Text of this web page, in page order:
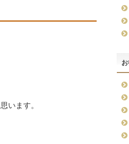
います。